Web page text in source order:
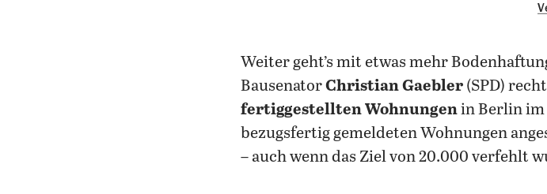
Weiter geht’s mit etwas mehr
BausenatorChristian Gaebler (SPD)
fertiggestellten Wohnungenin Berlin im
bezugsfertig gemeldeten Wohnungen
– auch wenn das Ziel von 20.000 verfehlt